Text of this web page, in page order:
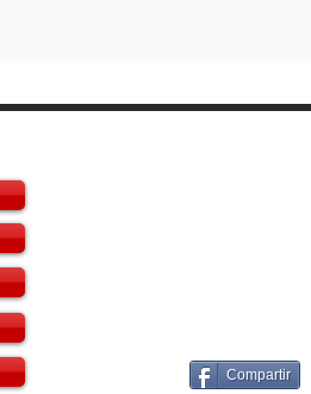
Compartir